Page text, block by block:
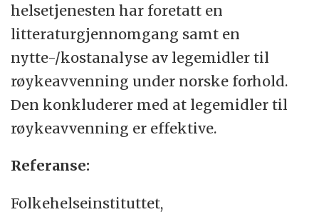
helsetjenesten har foretatt en
litteraturgjennomgang samt en
nytte-/kostanalyse av legemidler til
røykeavvenning under norske forhold.
Den konkluderer med at legemidler til
røykeavvenning er effektive.
Referanse:
Folkehelseinstituttet,